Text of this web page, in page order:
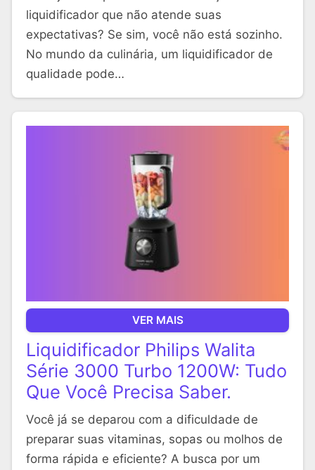
liquidificador que não atende suas
expectativas? Se sim, você não está sozinho.
No mundo da culinária, um liquidificador de
qualidade pode…
VER MAIS
Liquidificador Philips Walita
Série 3000 Turbo 1200W: Tudo
Que Você Precisa Saber.
Você já se deparou com a dificuldade de
preparar suas vitaminas, sopas ou molhos de
forma rápida e eficiente? A busca por um